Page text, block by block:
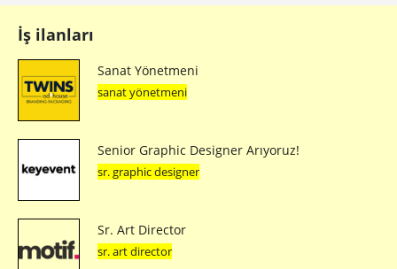
İş ilanları
Sanat Yönetmeni
sanat yönetmeni
Senior Graphic Designer Arıyoruz!
sr. graphic designer
Sr. Art Director
sr. art director